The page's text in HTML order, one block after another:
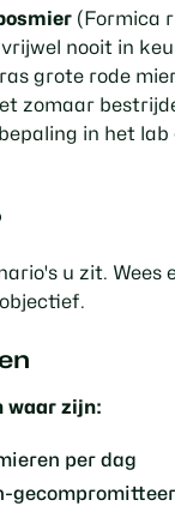
(Formica
nooit in
grote rode
zomaar
in het
u zit. Wees
waar zijn:
per dag